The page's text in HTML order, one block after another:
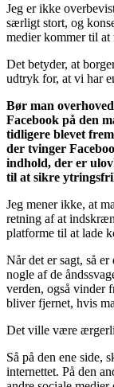
Jeg er ikke
særligt stort, og
medier kommer til at
Det betyder, at
udtryk for, at vi har
Bør man
Facebook på den
tidligere blevet
der tvinger
indhold, der er
til at sikre
Jeg mener ikke, at
retning af at
platforme til at lade
Når det er sagt, så
nogle af de
verden, også vinder
bliver fjernet, hvis
Det ville være
Så på den ene side,
internettet. På den